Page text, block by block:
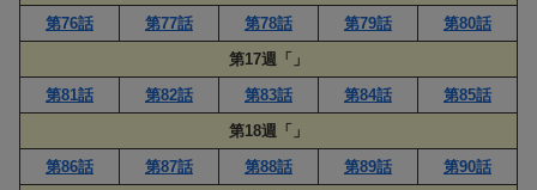
第76話
第77話 第78話 第79話
第80話
第17週「」
第81話
第82話 第83話 第84話
第85話
第18週「」
第86話
第87話 第88話 第89話
第90話